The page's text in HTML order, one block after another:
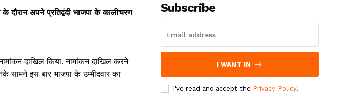
दौरान अपने प्रतिद्वंदी भाजपा के कालीचरण
दाखिल किया. नामांकन दाखिल करने
सामने इस बार भाजपा के उम्मीदवार का
Subscribe
I WANT IN
I've read and accept the Privacy Policy.